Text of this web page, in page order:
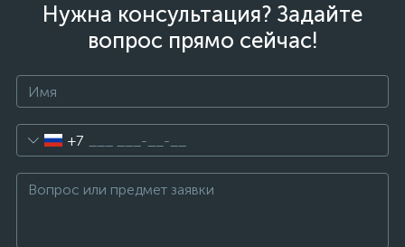
Нужна консультация? Задайте
вопрос прямо сейчас!
+7